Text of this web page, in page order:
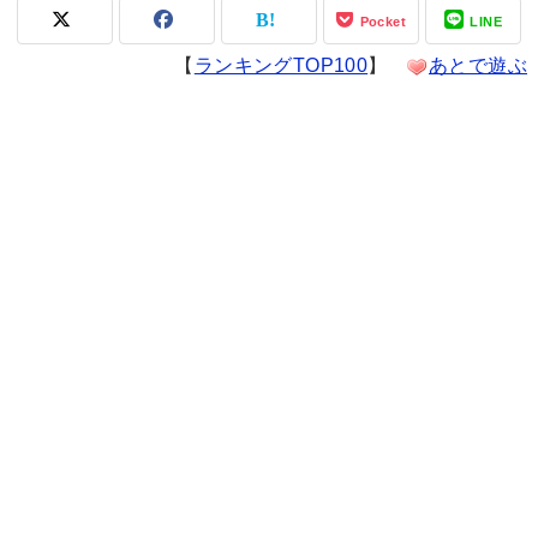
Pocket LINE
【 ランキングTOP100】 あとで遊ぶ